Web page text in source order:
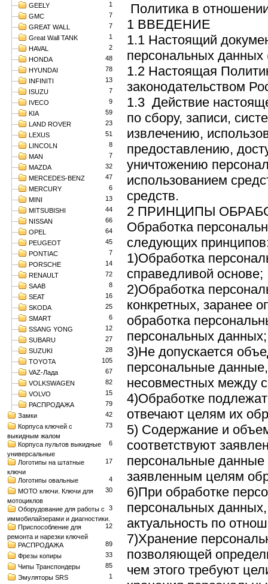
1
GEELY
7
GMC
7
GREAT WALL
1
Great Wall TANK
2
HAVAL
48
HONDA
78
HYUNDAI
13
INFINITI
7
ISUZU
9
IVECO
59
KIA
23
LAND ROVER
51
LEXUS
8
LINCOLN
7
MAN
32
MAZDA
47
MERCEDES-BENZ
6
MERCURY
13
MINI
44
MITSUBISHI
66
NISSAN
64
OPEL
45
PEUGEOT
7
PONTIAC
14
PORSCHE
72
RENAULT
8
SAAB
16
SEAT
25
SKODA
6
SMART
12
SSANG YONG
27
SUBARU
28
SUZUKI
105
TOYOTA
67
VAZ-Лада
82
VOLKSWAGEN
15
VOLVO
79
РАСПРОДАЖА
42
Замки
73
Корпуса ключей с
выкидным жалом
6
Корпуса пультов выкидные
универсальные
17
Логотипы на штатные
ключи
4
Логотипы овальные
30
МОТО ключи. Ключи для
мотоциклов
3
Оборудование для работы с
иммобилайзерами и диагностики.
12
Приспособление для
ремонта и нарезки ключей
89
РАСПРОДАЖА
33
Фрезы копиры
85
Чипы Транспондеры
1
Эмуляторы SRS
Политика в
1 ВВЕДЕНИЕ
1.1 Настоящий
персональных
1.2 Настоящая
законодательством
1.3 Действие
по сбору, записи,
извлечению,
предоставлению,
уничтожению
использованием
средств.
2 ПРИНЦИПЫ
Обработка
следующих
1)Обработка
справедливой основе;
2)Обработка
конкретных, заранее
обработка
персональных данных;
3)Не допускается
персональные
несовместных между
4)Обработке
отвечают целям их
5) Содержание и
соответствуют
персональные
заявленным целям
6)При обработке
персональных
актуальность по
7)Хранение
позволяющей
чем этого требуют